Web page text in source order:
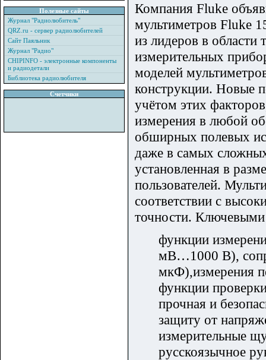
Полезные сайты
Журнал "Радиолюбитель"
QRZ.ru - сервер радиолюбителей
Сайт Паяльник
Журнал "Радио"
CHIPINFO - электронные компоненты
и радиодетали
Библиотека радиолюбителя
Счетчики
Компания Fluke
мультиметров Fluke
из лидеров в
измерительных
моделей
конструкции. Новые
учётом этих
измерения в любой
обширных полевых
даже в самых
установленная в
пользователей.
соответствии с
точности.
функции
мВ…1000 В),
мкФ),измерения
функции
прочная и
защиту от
измерительные
русскоязычное